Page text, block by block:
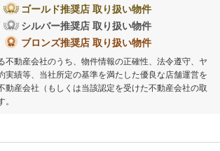
ゴールド推奨店 取り扱い物件
シルバー推奨店 取り扱い物件
ブロンズ推奨店 取り扱い物件
不動産会社のうち、物件情報の正確性、法令遵守、ヤ
実績等、当社所定の基準を満たした優良な店舗運営を
動産会社（もしくは当該認定を受けた不動産会社の取